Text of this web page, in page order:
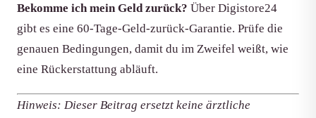
Bekomme ich mein Geld zurück? Über Digistore24
gibt es eine 60-Tage-Geld-zurück-Garantie. Prüfe die
genauen Bedingungen, damit du im Zweifel weißt, wie
eine Rückerstattung abläuft.
Hinweis: Dieser Beitrag ersetzt keine ärztliche